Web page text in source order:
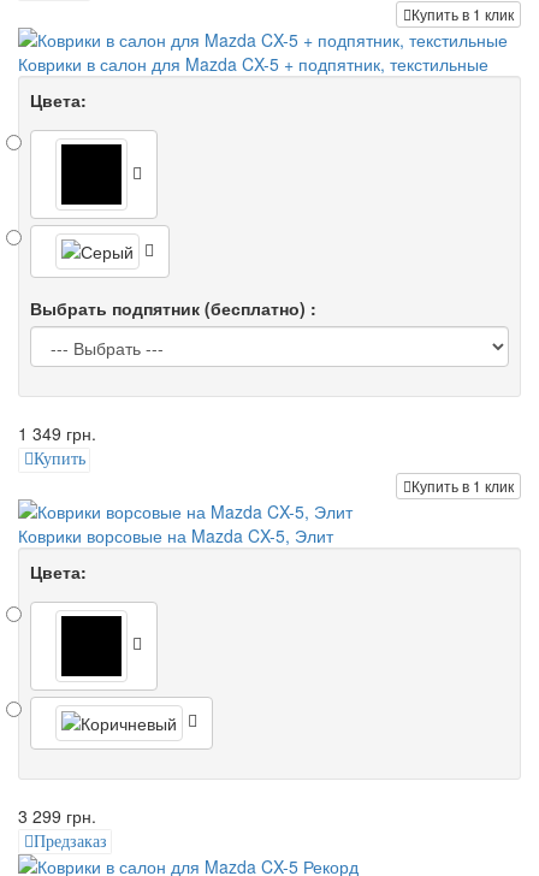
Купить в 1 клик
Коврики в салон для Mazda CX-5 + подпятник, текстильные
Цвета:
Выбрать подпятник (бесплатно) :
1 349 грн.
Купить
Купить в 1 клик
Коврики ворсовые на Mazda CX-5, Элит
Цвета:
3 299 грн.
Предзаказ